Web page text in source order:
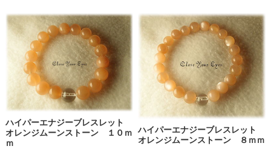
ハイパーエナジーブレスレット
オレンジムーンストーン １０ｍ
ｍ
ハイパーエナジーブレスレット
オレンジムーンストーン ８ｍｍ